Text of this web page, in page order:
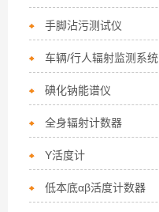
手脚沾污测试仪
车辆/行人辐射监测系统
碘化钠能谱仪
全身辐射计数器
Y活度计
低本底αβ活度计数器